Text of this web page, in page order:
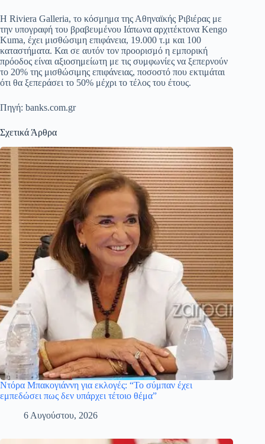
Η Riviera Galleria, το κόσμημα της Αθηναϊκής Ριβιέρας με
την υπογραφή του βραβευμένου Ιάπωνα αρχιτέκτονα Kengo
Kuma, έχει μισθώσιμη επιφάνεια, 19.000 τ.μ και 100
καταστήματα. Και σε αυτόν τον προορισμό η εμπορική
πρόοδος είναι αξιοσημείωτη με τις συμφωνίες να ξεπερνούν
το 20% της μισθώσιμης επιφάνειας, ποσοστό που εκτιμάται
ότι θα ξεπεράσει το 50% μέχρι το τέλος του έτους.
Πηγή: banks.com.gr
Σχετικά Άρθρα
Ντόρα Μπακογιάννη για εκλογές: “Το σύμπαν έχει
εμπεδώσει πως δεν υπάρχει τέτοιο θέμα”
6 Αυγούστου, 2026